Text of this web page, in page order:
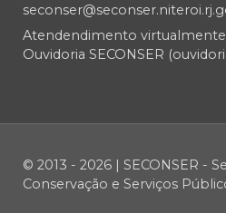
Atendendimento
Ouvidoria SECONSER
© 2013 - 2026 | SECONSER -
Conservação e Serviços